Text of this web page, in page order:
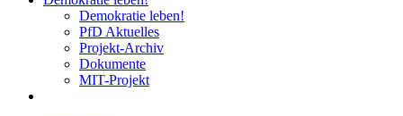
Demokratie leben!
PfD Aktuelles
Projekt-Archiv
Dokumente
MIT-Projekt